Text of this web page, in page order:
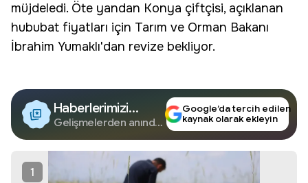
müjdeledi. Öte yandan Konya çiftçisi, açıklanan
hububat fiyatları için Tarım ve Orman Bakanı
İbrahim Yumaklı'dan revize bekliyor.
Haberlerimizi
Google'da Takip
Edin
Gelişmelerden anında
Google’da tercih edilen
kaynak olarak ekleyin
1